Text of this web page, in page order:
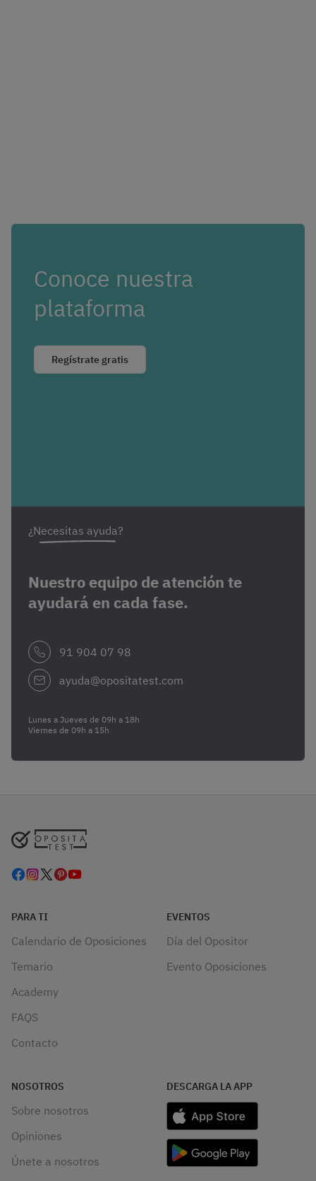
Conoce nuestra
plataforma
Regístrate gratis
¿Necesitas ayuda?
Nuestro equipo de atención te
ayudará en cada fase.
91 904 07 98
ayuda@opositatest.com
Lunes a Jueves de 09h a 18h
Viernes de 09h a 15h